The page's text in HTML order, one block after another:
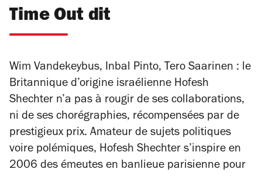
Time Out dit
Wim Vandekeybus, Inbal Pinto, Tero Saarinen : le
Britannique d’origine israélienne Hofesh
Shechter n’a pas à rougir de ses collaborations,
ni de ses chorégraphies, récompensées par de
prestigieux prix. Amateur de sujets politiques
voire polémiques, Hofesh Shechter s’inspire en
2006 des émeutes en banlieue parisienne pour